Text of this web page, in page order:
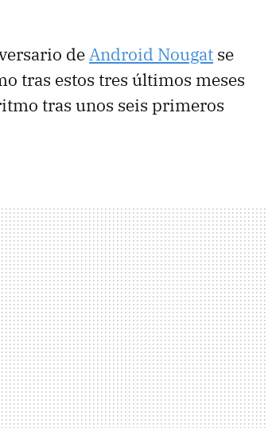
deAndroid Nougat se
tras estos tres últimos meses
tras unos seis primeros